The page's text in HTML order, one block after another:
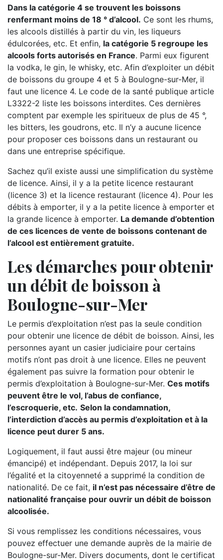
Dans la catégorie 4 se trouvent les boissons
renfermant moins de 18 ° d’alcool. Ce sont les rhums,
les alcools distillés à partir du vin, les liqueurs
édulcorées, etc. Et enfin, la catégorie 5 regroupe les
alcools forts autorisés en France. Parmi eux figurent
la vodka, le gin, le whisky, etc. Afin d’exploiter un débit
de boissons du groupe 4 et 5 à Boulogne-sur-Mer, il
faut une licence 4. Le code de la santé publique article
L3322-2 liste les boissons interdites. Ces dernières
comptent par exemple les spiritueux de plus de 45 °,
les bitters, les goudrons, etc. Il n’y a aucune licence
pour proposer ces boissons dans un restaurant ou
dans une entreprise spécifique.
Sachez qu’il existe aussi une simplification du système
de licence. Ainsi, il y a la petite licence restaurant
(licence 3) et la licence restaurant (licence 4). Pour les
débits à emporter, il y a la petite licence à emporter et
la grande licence à emporter. La demande d’obtention
de ces licences de vente de boissons contenant de
l’alcool est entièrement gratuite.
Les démarches pour obtenir
un débit de boisson à
Boulogne-sur-Mer
Le permis d’exploitation n’est pas la seule condition
pour obtenir une licence de débit de boisson. Ainsi, les
personnes ayant un casier judiciaire pour certains
motifs n’ont pas droit à une licence. Elles ne peuvent
également pas suivre la formation pour obtenir le
permis d’exploitation à Boulogne-sur-Mer. Ces motifs
peuvent être le vol, l’abus de confiance,
l’escroquerie, etc. Selon la condamnation,
l’interdiction d’accès au permis d’exploitation et à la
licence peut durer 5 ans.
Logiquement, il faut aussi être majeur (ou mineur
émancipé) et indépendant. Depuis 2017, la loi sur
l’égalité et la citoyenneté a supprimé la condition de
nationalité. De ce fait, il n’est pas nécessaire d’être de
nationalité française pour ouvrir un débit de boisson
alcoolisée.
Si vous remplissez les conditions nécessaires, vous
pouvez effectuer une demande auprès de la mairie de
Boulogne-sur-Mer. Divers documents, dont le certificat